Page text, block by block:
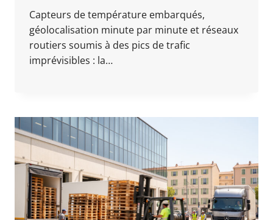
Capteurs de température embarqués,
géolocalisation minute par minute et réseaux
routiers soumis à des pics de trafic
imprévisibles : la…